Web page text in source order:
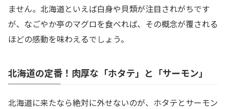
ません。北海道といえば白身や貝類が注目されがちです
が、なごやか亭のマグロを食べれば、その概念が覆される
ほどの感動を味わえるでしょう。
北海道の定番！肉厚な「ホタテ」と「サーモン」
北海道に来たなら絶対に外せないのが、ホタテとサーモン